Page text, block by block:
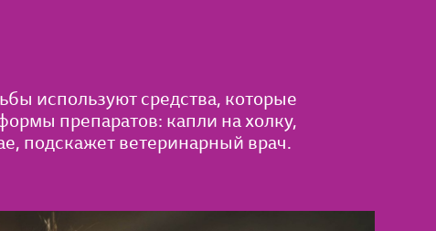
используют средства, которые
препаратов: капли на холку,
подскажет ветеринарный врач.